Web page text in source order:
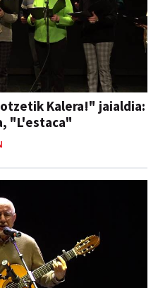
Kalera!" jaialdia:
"L'estaca"